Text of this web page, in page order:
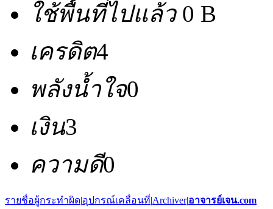
ใช้พื้นที่ไปแล้ว0 B
เครดิต4
พลังน้ำใจ0
เงิน3
ความดี0
รายชื่อผู้กระทำผิด|อุปกรณ์เคลื่อนที่|Archiver|อาจารย์เจน.com